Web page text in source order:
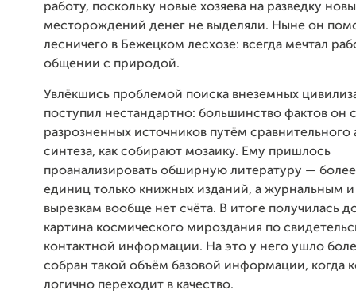
работу, поскольку новые хозяева на разведку
месторождений денег не выделяли. Ныне он
лесничего в Бежецком лесхозе: всегда мечтал
общении с природой.
Увлёкшись проблемой поиска внеземных
поступил нестандартно: большинство фактов он
разрозненных источников путём сравнительного
синтеза, как собирают мозаику. Ему пришлось
проанализировать обширную литературу —
единиц только книжных изданий, а журнальным и
вырезкам вообще нет счёта. В итоге получилась
картина космического мироздания по
контактной информации. На это у него ушло
собран такой объём базовой информации, когда
логично переходит в качество.